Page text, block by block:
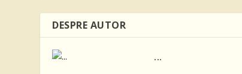
DESPRE AUTOR
...